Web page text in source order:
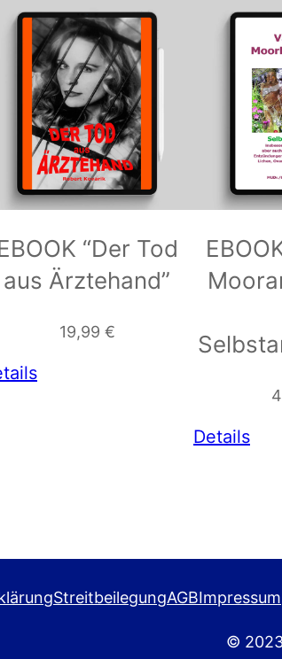
“Der Tod
aus Ärztehand”
19,99 €
Details
StreitbeilegungAGBImpressum
©